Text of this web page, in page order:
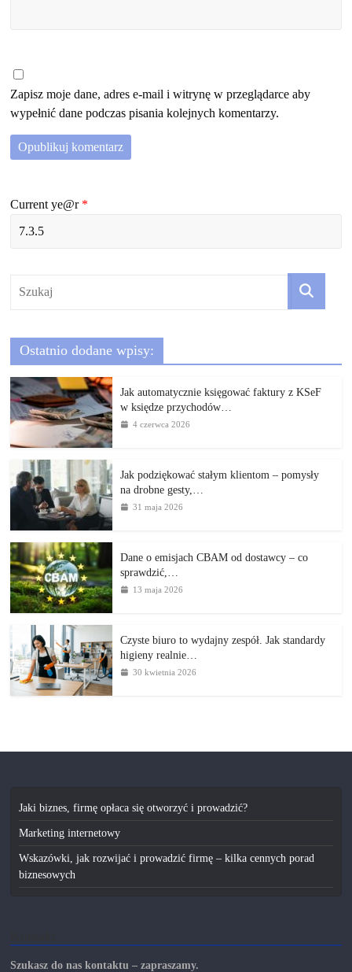
Zapisz moje dane, adres e-mail i witrynę w przeglądarce aby
wypełnić dane podczas pisania kolejnych komentarzy.
Current ye@r *
Ostatnio dodane wpisy:
Jak automatycznie księgować faktury z KSeF
w księdze przychodów…
4 czerwca 2026
Jak podziękować stałym klientom – pomysły
na drobne gesty,…
31 maja 2026
Dane o emisjach CBAM od dostawcy – co
sprawdzić,…
13 maja 2026
Czyste biuro to wydajny zespół. Jak standardy
higieny realnie…
30 kwietnia 2026
Jaki biznes, firmę opłaca się otworzyć i prowadzić?
Marketing internetowy
Wskazówki, jak rozwijać i prowadzić firmę – kilka cennych porad
biznesowych
Szukasz do nas kontaktu – zapraszamy.